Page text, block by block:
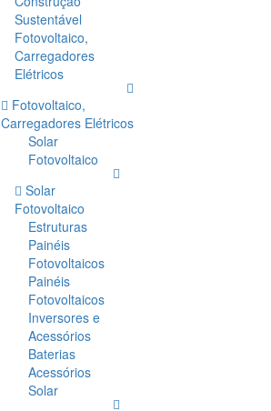
Sustentável
Fotovoltaico,
Carregadores
Elétricos
Fotovoltaico,
Carregadores Elétricos
Solar
Fotovoltaico
Solar
Fotovoltaico
Estruturas
Painéis
Fotovoltaicos
Painéis
Fotovoltaicos
Inversores e
Acessórios
Baterias
Acessórios
Solar